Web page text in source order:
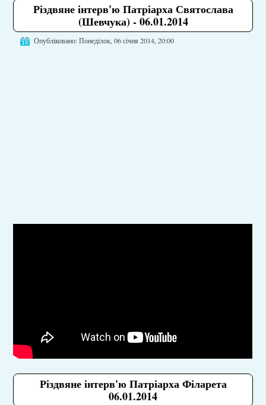
Різдвяне інтерв'ю Патріарха Святослава
(Шевчука) - 06.01.2014
Опубліковано: Понеділок, 06 січня 2014, 20:00
Різдвяне інтерв'ю Патріарха Філарета
06.01.2014